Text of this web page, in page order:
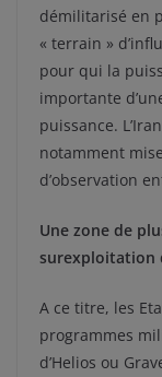
démilitarisé en
« terrain »
pour qui la
importante
puissance.
notamment
d’observation
Une zone de
surexploitation
A ce titre, les
programmes
d’Helios ou